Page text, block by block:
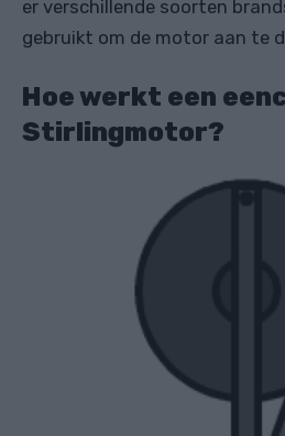
er verschillende soorten
gebruikt om de motor aan te
Hoe werkt een
Stirlingmotor?